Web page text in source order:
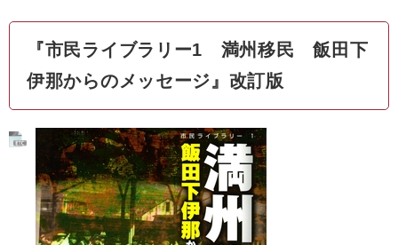
『市民ライブラリー1 満州移民 飯田下
伊那からのメッセージ』改訂版